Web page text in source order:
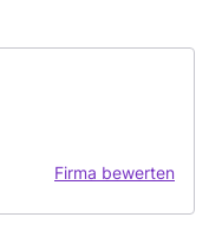
Firma bewerten